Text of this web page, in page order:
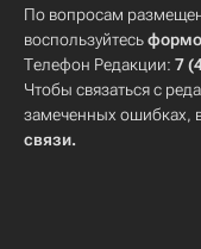
По вопросам
воспользуйтесь
Телефон Редакции: 7
Чтобы связаться с
замеченных ошибках,
связи.